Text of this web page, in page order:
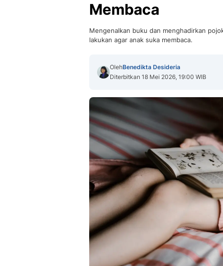
Membaca
Mengenalkan buku dan menghadirkan
lakukan agar anak suka membaca.
OlehBenedikta Desideria
Diterbitkan 18 Mei 2026, 19:00 WIB